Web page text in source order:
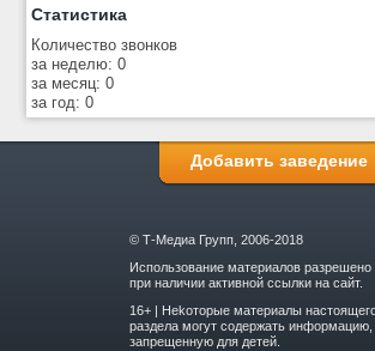
Статистика
Количество звонков
за неделю: 0
за месяц: 0
за год: 0
Добавить заведение
© Т-Медиа Групп, 2006-2018
Использование материалов разрешено
при наличии активной ссылки на сайт.
16+ | Hekoтopыe мaтepиaлы
paздeла мoгут coдержать инфopмaцию,
зaпpeщeнную для дeтeй.